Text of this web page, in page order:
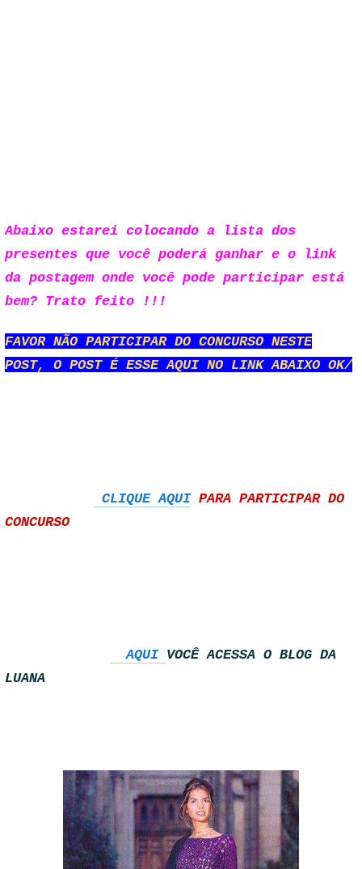
Abaixo estarei colocando a lista dos
presentes que você poderá ganhar e o link
da postagem onde você pode participar está
bem? Trato feito !!!
FAVOR NÃO PARTICIPAR DO CONCURSO NESTE
POST, O POST É ESSE AQUI NO LINK ABAIXO OK/
CLIQUE AQUIPARA PARTICIPAR DO
CONCURSO
AQUI VOCÊ ACESSA O BLOG DA
LUANA